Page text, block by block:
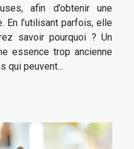
afin d’obtenir une
En l’utilisant parfois, elle
savoir pourquoi ? Un
essence trop ancienne
qui peuvent...